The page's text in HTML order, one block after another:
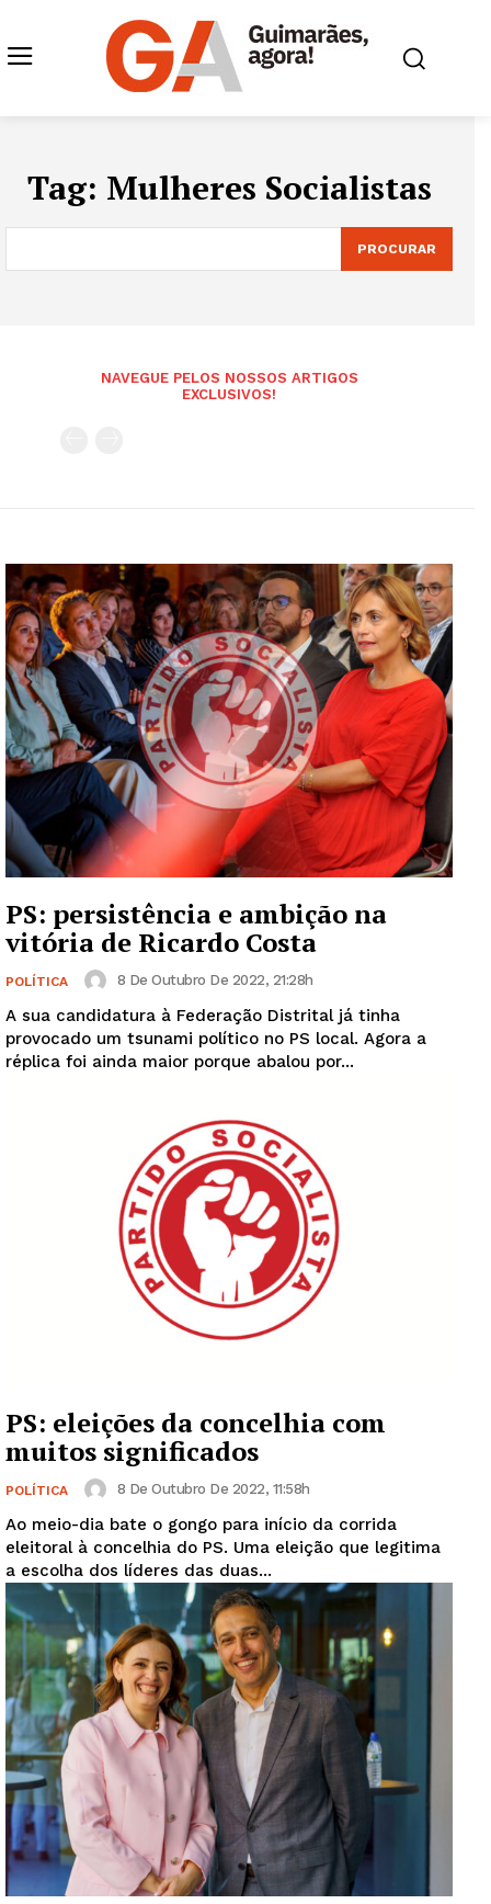
Tag: Mulheres Socialistas
PROCURAR
NAVEGUE PELOS NOSSOS ARTIGOS
EXCLUSIVOS!
PS: persistência e ambição na
vitória de Ricardo Costa
POLÍTICA 8 De Outubro De 2022, 21:28h
A sua candidatura à Federação Distrital já tinha
provocado um tsunami político no PS local. Agora a
réplica foi ainda maior porque abalou por...
PS: eleições da concelhia com
muitos significados
POLÍTICA 8 De Outubro De 2022, 11:58h
Ao meio-dia bate o gongo para início da corrida
eleitoral à concelhia do PS. Uma eleição que legitima
a escolha dos líderes das duas...